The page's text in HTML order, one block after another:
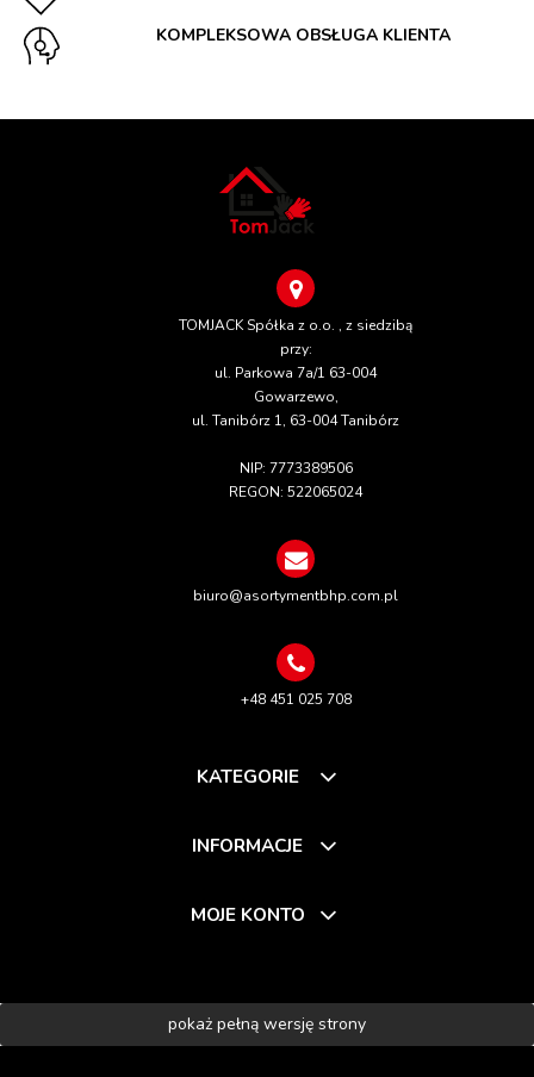
KOMPLEKSOWA OBSŁUGA KLIENTA
TOMJACK Spółka z o.o. , z siedzibą
przy:
ul. Parkowa 7a/1 63-004
Gowarzewo,
ul. Tanibórz 1, 63-004 Tanibórz
NIP: 7773389506
REGON: 522065024
biuro@asortymentbhp.com.pl
+48 451 025 708
KATEGORIE
INFORMACJE
MOJE KONTO
pokaż pełną wersję strony